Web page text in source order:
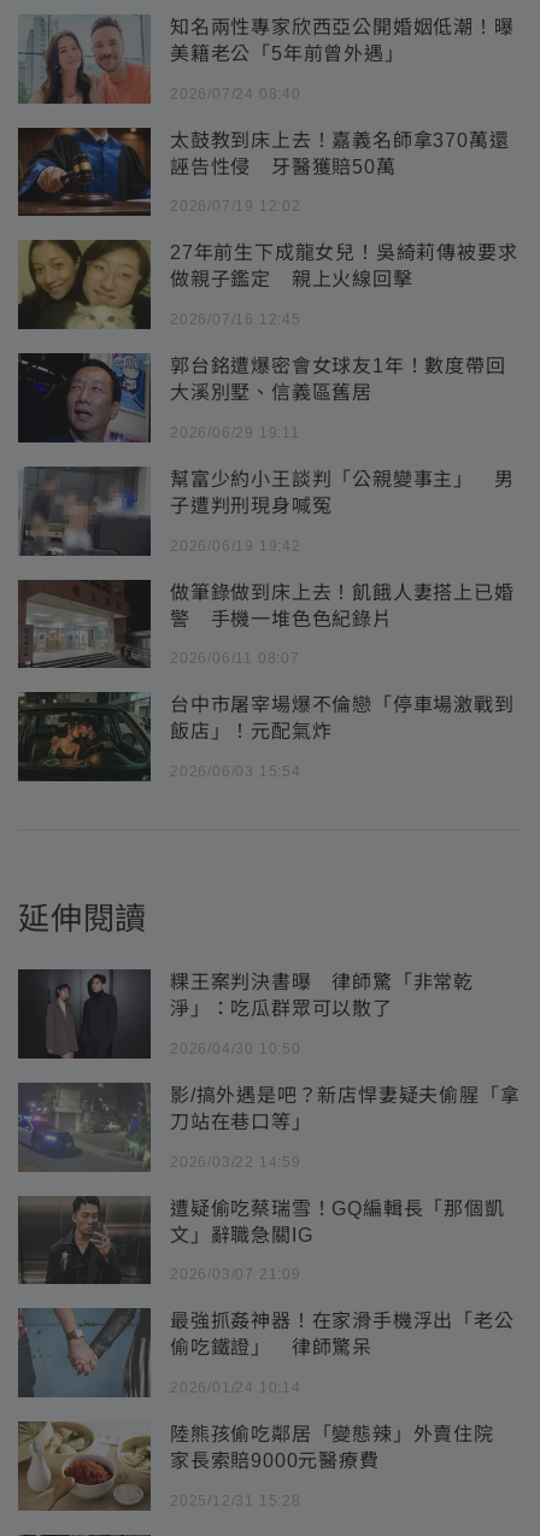
知名兩性專家欣西亞公開婚姻低潮！曝
美籍老公「5年前曾外遇」
2026/07/24 08:40
太鼓教到床上去！嘉義名師拿370萬還
誣告性侵 牙醫獲賠50萬
2026/07/19 12:02
27年前生下成龍女兒！吳綺莉傳被要求
做親子鑑定 親上火線回擊
2026/07/16 12:45
郭台銘遭爆密會女球友1年！數度帶回
大溪別墅、信義區舊居
2026/06/29 19:11
幫富少約小王談判「公親變事主」 男
子遭判刑現身喊冤
2026/06/19 19:42
做筆錄做到床上去！飢餓人妻搭上已婚
警 手機一堆色色紀錄片
2026/06/11 08:07
台中市屠宰場爆不倫戀「停車場激戰到
飯店」！元配氣炸
2026/06/03 15:54
延伸閱讀
粿王案判決書曝 律師驚「非常乾
淨」：吃瓜群眾可以散了
2026/04/30 10:50
影/搞外遇是吧？新店悍妻疑夫偷腥「拿
刀站在巷口等」
2026/03/22 14:59
遭疑偷吃蔡瑞雪！GQ編輯長「那個凱
文」辭職急關IG
2026/03/07 21:09
最強抓姦神器！在家滑手機浮出「老公
偷吃鐵證」 律師驚呆
2026/01/24 10:14
陸熊孩偷吃鄰居「變態辣」外賣住院
家長索賠9000元醫療費
2025/12/31 15:28